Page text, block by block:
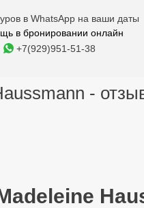
в WhatsApp на ваши даты
в бронировании онлайн
+7(929)951-51-38
-